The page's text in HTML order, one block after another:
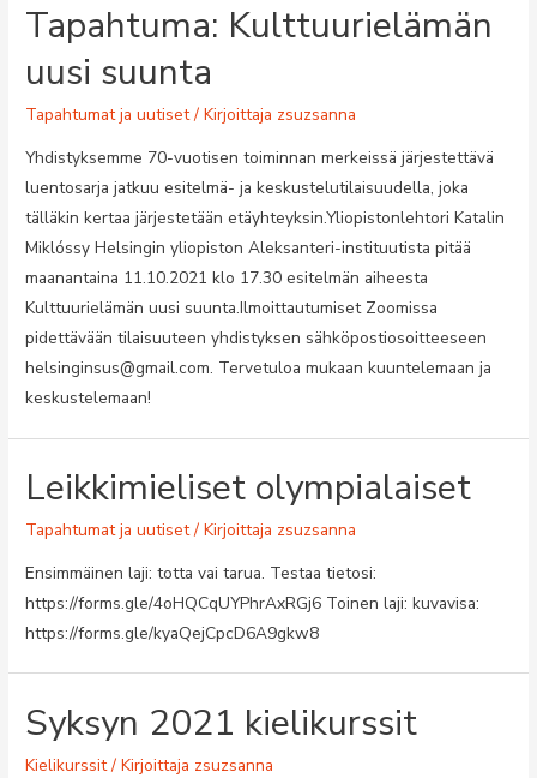
Tapahtuma: Kulttuurielämän
uusi suunta
Tapahtumat ja uutiset/ Kirjoittaja zsuzsanna
Yhdistyksemme 70-vuotisen toiminnan merkeissä järjestettävä
luentosarja jatkuu esitelmä- ja keskustelutilaisuudella, joka
tälläkin kertaa järjestetään etäyhteyksin.Yliopistonlehtori Katalin
Miklóssy Helsingin yliopiston Aleksanteri-instituutista pitää
maanantaina 11.10.2021 klo 17.30 esitelmän aiheesta
Kulttuurielämän uusi suunta.Ilmoittautumiset Zoomissa
pidettävään tilaisuuteen yhdistyksen sähköpostiosoitteeseen
helsinginsus@gmail.com. Tervetuloa mukaan kuuntelemaan ja
keskustelemaan!
Leikkimieliset olympialaiset
Tapahtumat ja uutiset/ Kirjoittaja zsuzsanna
Ensimmäinen laji: totta vai tarua. Testaa tietosi:
https://forms.gle/4oHQCqUYPhrAxRGj6 Toinen laji: kuvavisa:
https://forms.gle/kyaQejCpcD6A9gkw8
Syksyn 2021 kielikurssit
Kielikurssit/ Kirjoittaja zsuzsanna